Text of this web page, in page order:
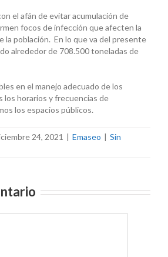
el afán de evitar acumulación de
focos de infección que afecten la
la población. En lo que va del presente
alrededor de 708.500 toneladas de
en el manejo adecuado de los
los horarios y frecuencias de
los espacios públicos.
24, 2021 | Emaseo | Sin